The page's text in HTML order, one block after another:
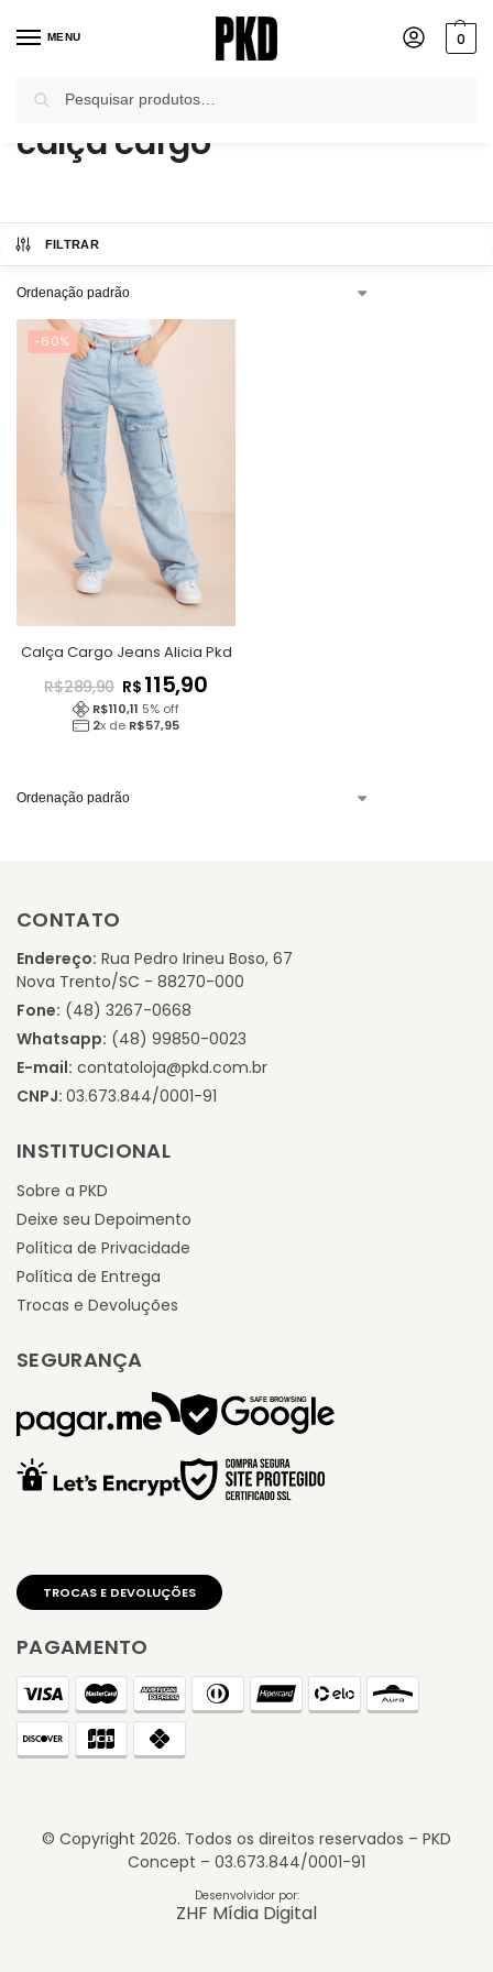
MENU 0
Início / Produtos marcados com a tag “calça cargo”
calça cargo
FILTRAR
-60%
Calça Cargo Jeans Alicia Pkd
R$289,90 R$ 115,90
R$110,11 5% off
2x de R$57,95
CONTATO
Endereço: Rua Pedro Irineu Boso, 67
Nova Trento/SC - 88270-000
Fone: (48) 3267-0668
Whatsapp: (48) 99850-0023
E-mail: contatoloja@pkd.com.br
CNPJ: 03.673.844/0001-91
INSTITUCIONAL
Sobre a PKD
Deixe seu Depoimento
Política de Privacidade
Política de Entrega
Trocas e Devoluções
SEGURANÇA
PAGAMENTO
© Copyright 2026. Todos os direitos reservados – PKD
Concept – 03.673.844/0001-91
Desenvolvidor por:
ZHF Mídia Digital